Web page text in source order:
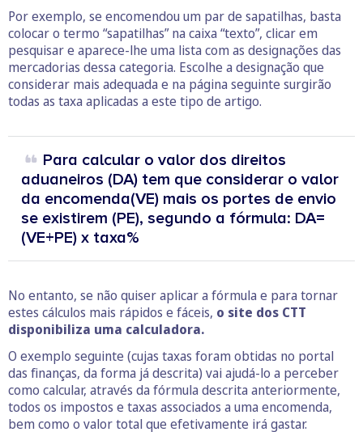
Por exemplo, se encomendou um par de sapatilhas, basta
colocar o termo “sapatilhas” na caixa “texto”, clicar em
pesquisar e aparece-lhe uma lista com as designações das
mercadorias dessa categoria. Escolhe a designação que
considerar mais adequada e na página seguinte surgirão
todas as taxa aplicadas a este tipo de artigo.
Para calcular o valor dos direitos
aduaneiros (DA) tem que considerar o valor
da encomenda(VE) mais os portes de envio
se existirem (PE), segundo a fórmula: DA=
(VE+PE) x taxa%
No entanto, se não quiser aplicar a fórmula e para tornar
estes cálculos mais rápidos e fáceis, o site dos CTT
disponibiliza uma calculadora.
O exemplo seguinte (cujas taxas foram obtidas no portal
das finanças, da forma já descrita) vai ajudá-lo a perceber
como calcular, através da fórmula descrita anteriormente,
todos os impostos e taxas associados a uma encomenda,
bem como o valor total que efetivamente irá gastar.